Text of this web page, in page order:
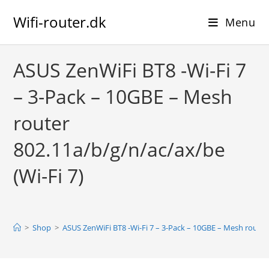
Wifi-router.dk Menu
ASUS ZenWiFi BT8 -Wi-Fi 7
– 3-Pack – 10GBE – Mesh
router
802.11a/b/g/n/ac/ax/be
(Wi-Fi 7)
> Shop > ASUS ZenWiFi BT8 -Wi-Fi 7 – 3-Pack – 10GBE – Mesh